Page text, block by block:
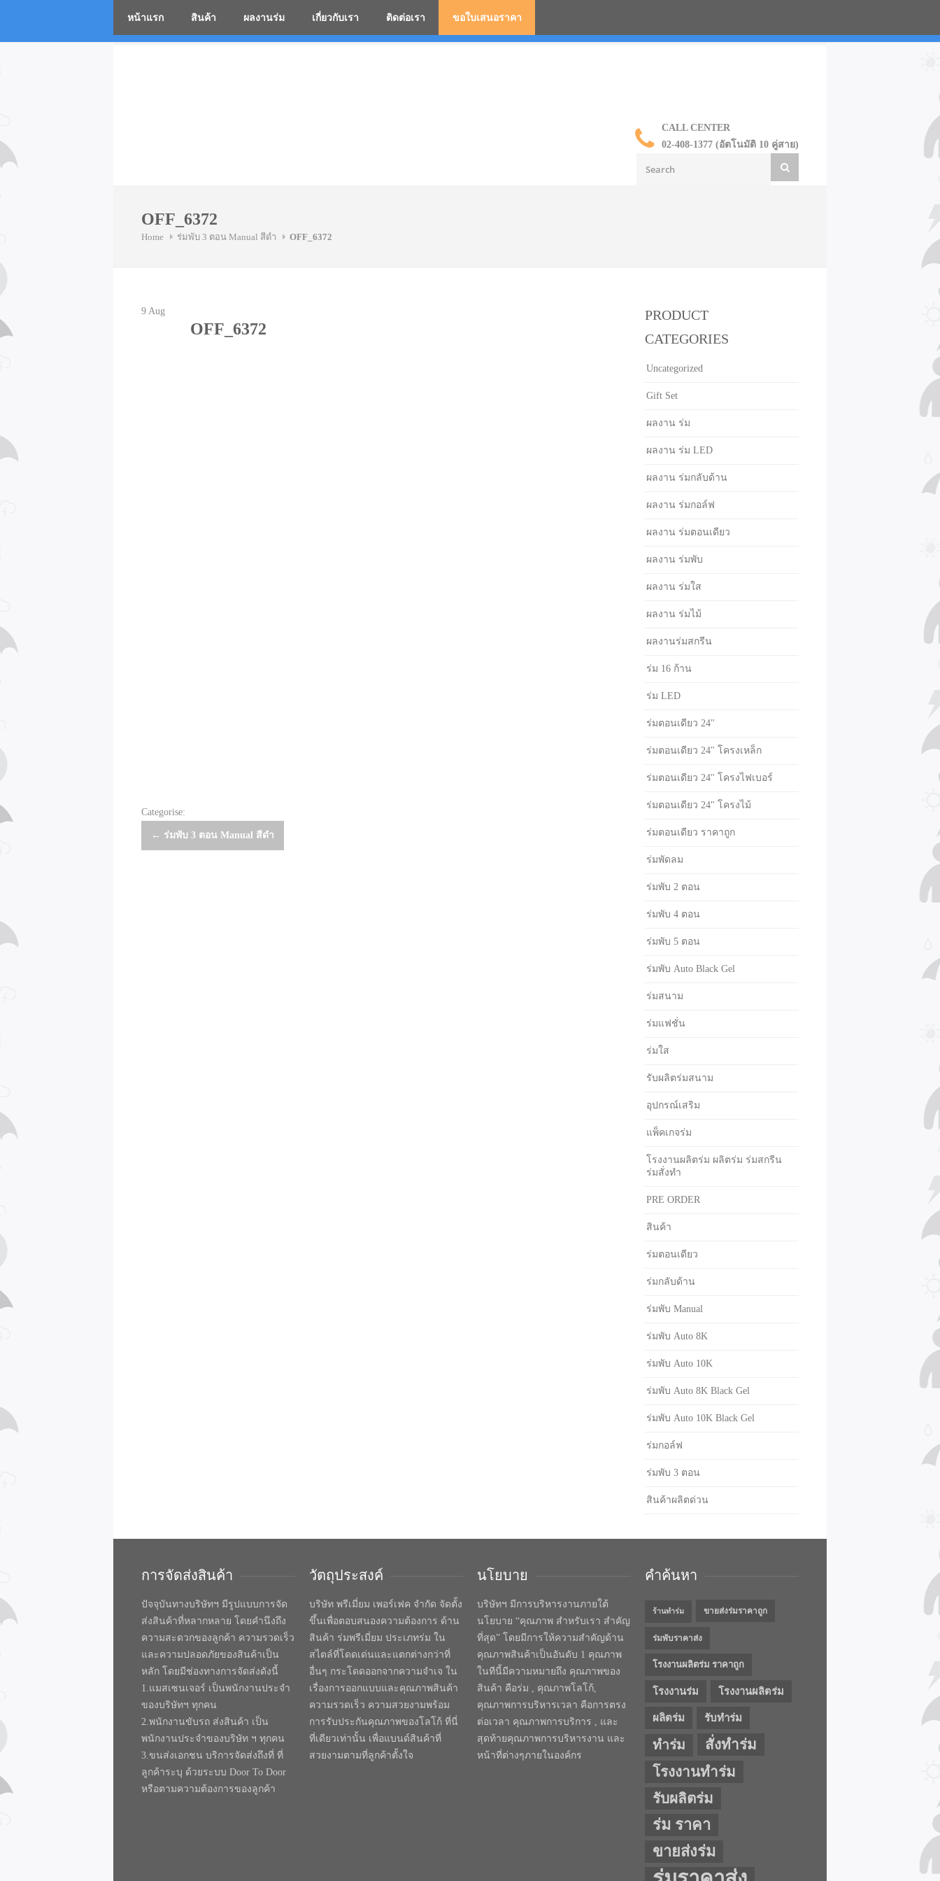
CALL CENTER
02-408-1377 (อัตโนมัติ 10 คู่สาย)
หน้าแรก สินค้า ผลงานร่ม เกี่ยวกับเรา ติดต่อเรา ขอใบเสนอราคา
OFF_6372
Home ร่มพับ 3 ตอน Manual สีดำ OFF_6372
9 Aug
OFF_6372
Categorise:
Post
← ร่มพับ 3 ตอน Manual สีดำ
PRODUCT
CATEGORIES
Uncategorized
Gift Set
ผลงาน ร่ม
ผลงาน ร่ม LED
ผลงาน ร่มกลับด้าน
ผลงาน ร่มกอล์ฟ
ผลงาน ร่มตอนเดียว
ผลงาน ร่มพับ
ผลงาน ร่มใส
ผลงาน ร่มไม้
ผลงานร่มสกรีน
ร่ม 16 ก้าน
ร่ม LED
ร่มตอนเดียว 24"
ร่มตอนเดียว 24" โครงเหล็ก
ร่มตอนเดียว 24" โครงไฟเบอร์
ร่มตอนเดียว 24" โครงไม้
ร่มตอนเดียว ราคาถูก
ร่มพัดลม
ร่มพับ 2 ตอน
ร่มพับ 4 ตอน
ร่มพับ 5 ตอน
ร่มพับ Auto Black Gel
ร่มสนาม
ร่มแฟชั่น
ร่มใส
รับผลิตร่มสนาม
อุปกรณ์เสริม
แพ็คเกจร่ม
โรงงานผลิตร่ม ผลิตร่ม ร่มสกรีน
ร่มสั่งทำ
PRE ORDER
สินค้า
ร่มตอนเดียว
ร่มกลับด้าน
ร่มพับ Manual
ร่มพับ Auto 8K
ร่มพับ Auto 10K
ร่มพับ Auto 8K Black Gel
ร่มพับ Auto 10K Black Gel
ร่มกอล์ฟ
ร่มพับ 3 ตอน
สินค้าผลิตด่วน
การจัดส่งสินค้า
ปัจจุบันทางบริษัทฯ มีรูปแบบการจัด
ส่งสินค้าที่หลากหลาย โดยคำนึงถึง
ความสะดวกของลูกค้า ความรวดเร็ว
และความปลอดภัยของสินค้าเป็น
หลัก โดยมีช่องทางการจัดส่งดังนี้
1.แมสเซนเจอร์ เป็นพนักงานประจำ
ของบริษัทฯ ทุกคน
2.พนักงานขับรถ ส่งสินค้า เป็น
พนักงานประจำของบริษัท ฯ ทุกคน
3.ขนส่งเอกชน บริการจัดส่งถึงที่ ที่
ลูกค้าระบุ ด้วยระบบ Door To Door
หรือตามความต้องการของลูกค้า
วัตถุประสงค์
บริษัท พรีเมี่ยม เพอร์เฟค จำกัด จัดตั้ง
ขึ้นเพื่อตอบสนองความต้องการ ด้าน
สินค้า ร่มพรีเมี่ยม ประเภทร่ม ใน
สไตล์ที่โดดเด่นและแตกต่างกว่าที่
อื่นๆ กระโดดออกจากความจำเจ ใน
เรื่องการออกแบบและคุณภาพสินค้า
ความรวดเร็ว ความสวยงามพร้อม
การรับประกันคุณภาพของโลโก้ ที่นี่
ที่เดียวเท่านั้น เพื่อแบนด์สินค้าที่
สวยงามตามที่ลูกค้าตั้งใจ
นโยบาย
บริษัทฯ มีการบริหารงานภายใต้
นโยบาย “คุณภาพ สำหรับเรา สำคัญ
ที่สุด” โดยมีการให้ความสำคัญด้าน
คุณภาพสินค้าเป็นอันดับ 1 คุณภาพ
ในทีนี้มีความหมายถึง คุณภาพของ
สินค้า คือร่ม , คุณภาพโลโก้,
คุณภาพการบริหารเวลา คือการตรง
ต่อเวลา คุณภาพการบริการ , และ
สุดท้ายคุณภาพการบริหารงาน และ
หน้าที่ต่างๆภายในองค์กร
คำค้นหา
ร้านทำร่ม ขายส่งร่มราคาถูก
ร่มพับราคาส่ง
โรงงานผลิตร่ม ราคาถูก
โรงงานร่ม โรงงานผลิตร่ม
ผลิตร่ม รับทำร่ม
ทำร่ม
สั่งทำร่ม
โรงงานทำร่ม
รับผลิตร่ม
ร่ม ราคา
ขายส่งร่ม
โรงงานร่มสกรีนโลโก้ ร่มพรีเมี่ยม ร่มตอนเดียว ร่มกอล์ฟ ร่มกลับด้าน ราคาส่ง